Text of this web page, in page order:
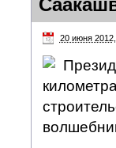
20 июня